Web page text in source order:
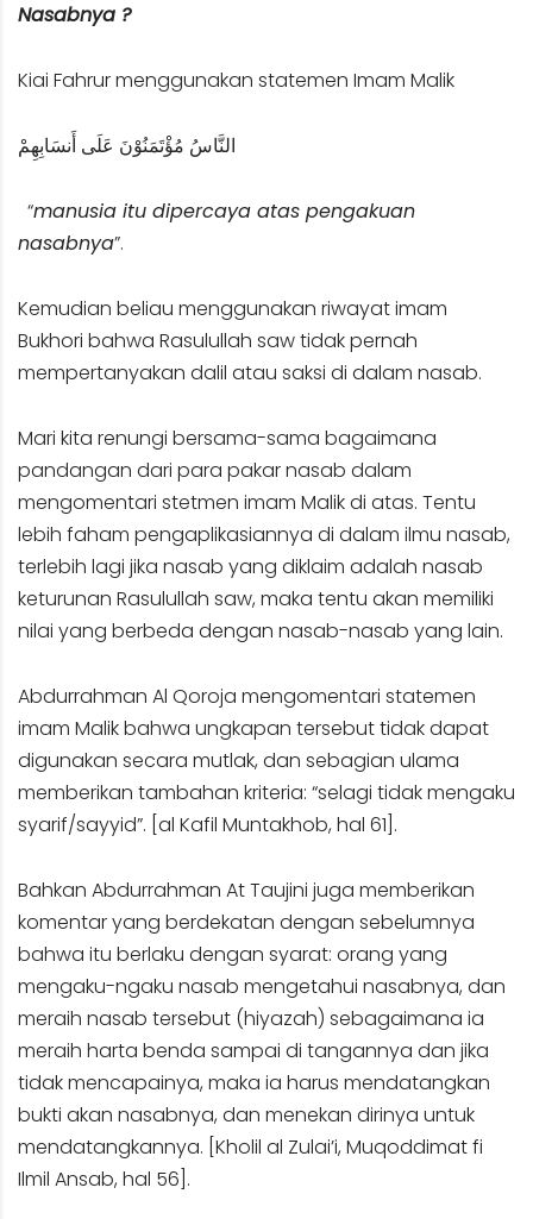
Nasabnya ?
Kiai Fahrur menggunakan statemen Imam Malik
النَّاسُ مُؤْتَمَنُوْنَ عَلَى أَنسَابِهِمْ
“manusia itu dipercaya atas pengakuan
nasabnya”.
Kemudian beliau menggunakan riwayat imam
Bukhori bahwa Rasulullah saw tidak pernah
mempertanyakan dalil atau saksi di dalam nasab.
Mari kita renungi bersama-sama bagaimana
pandangan dari para pakar nasab dalam
mengomentari stetmen imam Malik di atas. Tentu
lebih faham pengaplikasiannya di dalam ilmu nasab,
terlebih lagi jika nasab yang diklaim adalah nasab
keturunan Rasulullah saw, maka tentu akan memiliki
nilai yang berbeda dengan nasab-nasab yang lain.
Abdurrahman Al Qoroja mengomentari statemen
imam Malik bahwa ungkapan tersebut tidak dapat
digunakan secara mutlak, dan sebagian ulama
memberikan tambahan kriteria: “selagi tidak mengaku
syarif/sayyid”. [al Kafil Muntakhob, hal 61].
Bahkan Abdurrahman At Taujini juga memberikan
komentar yang berdekatan dengan sebelumnya
bahwa itu berlaku dengan syarat: orang yang
mengaku-ngaku nasab mengetahui nasabnya, dan
meraih nasab tersebut (hiyazah) sebagaimana ia
meraih harta benda sampai di tangannya dan jika
tidak mencapainya, maka ia harus mendatangkan
bukti akan nasabnya, dan menekan dirinya untuk
mendatangkannya. [Kholil al Zulai’i, Muqoddimat fi
Ilmil Ansab, hal 56].